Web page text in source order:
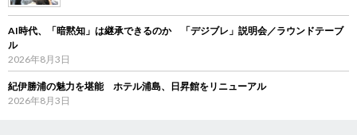
AI時代、「暗黙知」は継承できるのか 「デジブレ」説明会／ラウンドテーブ
ル
2026年8月3日
紀伊勝浦の魅力を堪能 ホテル浦島、日昇館をリニューアル
2026年8月3日